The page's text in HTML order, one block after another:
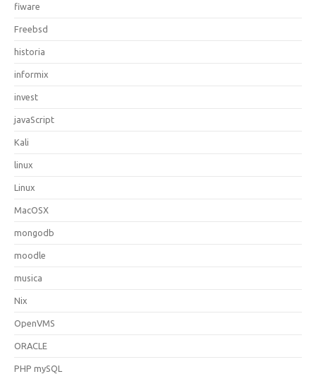
fiware
Freebsd
historia
informix
invest
javaScript
Kali
linux
Linux
MacOSX
mongodb
moodle
musica
Nix
OpenVMS
ORACLE
PHP mySQL